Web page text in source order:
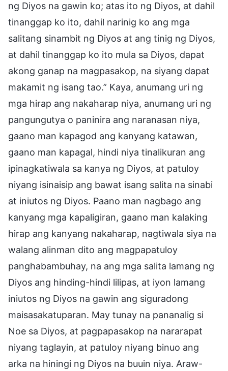
ng Diyos na gawin ko; atas ito ng Diyos, at dahil
tinanggap ko ito, dahil narinig ko ang mga
salitang sinambit ng Diyos at ang tinig ng Diyos,
at dahil tinanggap ko ito mula sa Diyos, dapat
akong ganap na magpasakop, na siyang dapat
makamit ng isang tao.” Kaya, anumang uri ng
mga hirap ang nakaharap niya, anumang uri ng
pangungutya o paninira ang naranasan niya,
gaano man kapagod ang kanyang katawan,
gaano man kapagal, hindi niya tinalikuran ang
ipinagkatiwala sa kanya ng Diyos, at patuloy
niyang isinaisip ang bawat isang salita na sinabi
at iniutos ng Diyos. Paano man nagbago ang
kanyang mga kapaligiran, gaano man kalaking
hirap ang kanyang nakaharap, nagtiwala siya na
walang alinman dito ang magpapatuloy
panghabambuhay, na ang mga salita lamang ng
Diyos ang hinding-hindi lilipas, at iyon lamang
iniutos ng Diyos na gawin ang siguradong
maisasakatuparan. May tunay na pananalig si
Noe sa Diyos, at pagpapasakop na nararapat
niyang taglayin, at patuloy niyang binuo ang
arka na hiningi ng Diyos na buuin niya. Araw-